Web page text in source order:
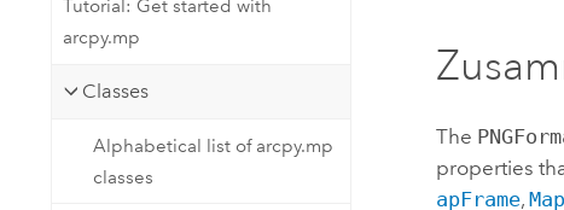
Tutorial: Get started with
arcpy.mp
Classes
Alphabetical list of arcpy.mp
classes
The
properties
apFrame,